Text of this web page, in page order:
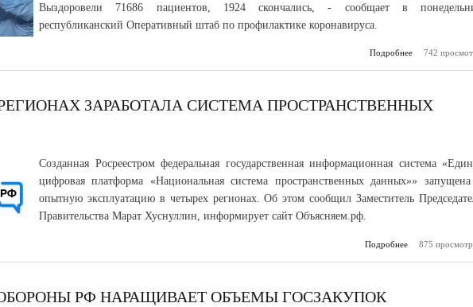
Выздоровели 71686 пациентов, 1924 скончались, - сообщает в
республиканский Оперативный штаб по профилактике коронавируса.
Подробнее
о742
ЗАРАБОТАЛА СИСТЕМА ПРОСТРАНСТВЕННЫХ
Созданная Росреестром федеральная государственная информационная система
цифровая платформа «Национальная система пространственных данных»»
опытную эксплуатацию в четырех регионах. Об этом сообщил Заместитель
Правительства Марат Хуснуллин, информирует сайт Объясняем.рф.
Подробнее
о В четырех
875
РФ НАРАЩИВАЕТ ОБЪЕМЫ ГОСЗАКУПОК